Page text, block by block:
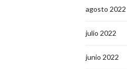
agosto 2022
julio 2022
junio 2022